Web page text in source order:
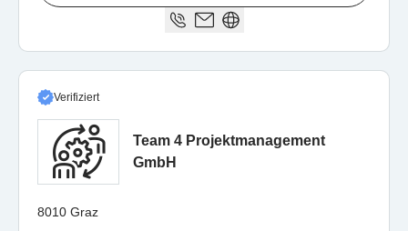
Verifiziert
Team 4 Projektmanagement
GmbH
8010 Graz